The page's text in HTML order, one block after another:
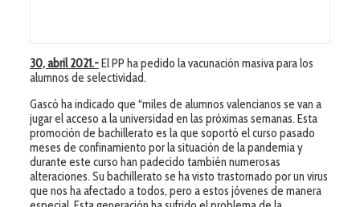
30, abril 2021.-El PP ha pedido la vacunación masiva para los
alumnos de selectividad.
Gascó ha indicado que “miles de alumnos valencianos se van a
jugar el acceso a la universidad en las próximas semanas. Esta
promoción de bachillerato es la que soportó el curso pasado
meses de confinamiento por la situación de la pandemia y
durante este curso han padecido también numerosas
alteraciones. Su bachillerato se ha visto trastornado por un virus
que nos ha afectado a todos, pero a estos jóvenes de manera